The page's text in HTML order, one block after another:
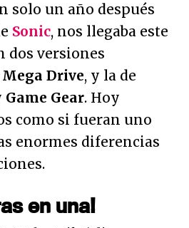
solo un año después
Sonic, nos llegaba este
dos versiones
Mega Drive, y la de
Game Gear. Hoy
como si fueran uno
enormes diferencias
en una!